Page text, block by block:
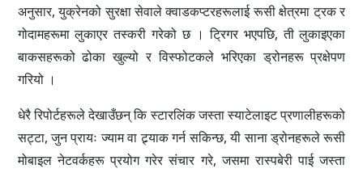
अनुसार, युक्रेनको सुरक्षा सेवाले क्वाडकप्टरहरूलाई रूसी क्षेत्रमा ट्रक र
गोदामहरूमा लुकाएर तस्करी गरेको छ । ट्रिगर भएपछि, ती लुकाइएका
बाकसहरूको ढोका खुल्यो र विस्फोटकले भरिएका ड्रोनहरू प्रक्षेपण
गरियो ।
धेरै रिपोर्टहरूले देखाउँछन् कि स्टारलिंक जस्ता स्याटेलाइट प्रणालीहरूको
सट्टा, जुन प्रायः ज्याम वा ट्र्याक गर्न सकिन्छ, यी साना ड्रोनहरूले रूसी
मोबाइल नेटवर्कहरू प्रयोग गरेर संचार गरे, जसमा रास्पबेरी पाई जस्ता